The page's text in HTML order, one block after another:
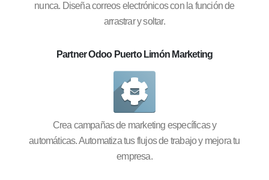
nunca. Diseña correos electrónicos con la función de
arrastrar y soltar.
Partner Odoo Puerto Limón Marketing
Crea campañas de marketing específicas y
automáticas. Automatiza tus flujos de trabajo y mejora tu
empresa.